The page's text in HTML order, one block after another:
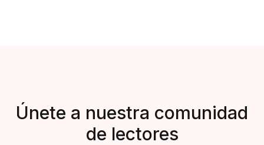
Únete a nuestra comunidad
de lectores